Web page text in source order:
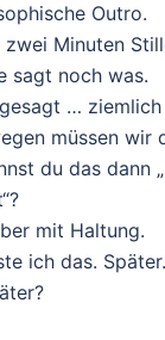
Outro.
zwei Minuten
sagt noch was.
…
müssen wir
du das dann
mit Haltung.
ich das. Später.